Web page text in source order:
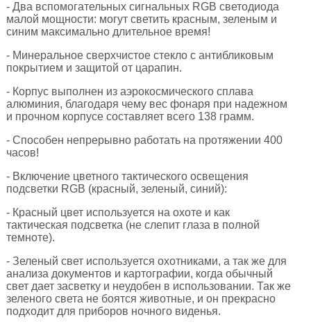
- Два вспомогательных сигнальных RGB светодиода
малой мощности: могут светить красным, зеленым и
синим максимально длительное время!
- Минеральное сверхчистое стекло с антибликовым
покрытием и защитой от царапин.
- Корпус выполнен из аэрокосмического сплава
алюминия, благодаря чему вес фонаря при надежном
и прочном корпусе составляет всего 138 грамм.
- Способен непрерывно работать на протяжении 400
часов!
- Включение цветного тактического освещения
подсветки RGB (красный, зеленый, синий):
- Красный цвет используется на охоте и как
тактическая подсветка (не слепит глаза в полной
темноте).
- Зеленый свет используется охотниками, а так же для
анализа документов и картографии, когда обычный
свет дает засветку и неудобен в использовании. Так же
зеленого света не боятся животные, и он прекрасно
подходит для приборов ночного виденья.